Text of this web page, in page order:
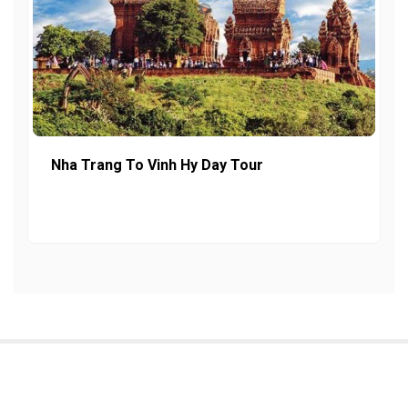
Nha Trang To Vinh Hy Day Tour